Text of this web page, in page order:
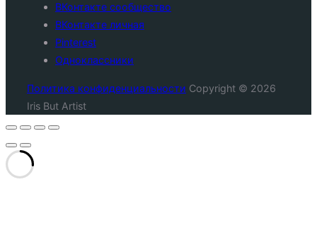
ВКонтакте сообщество
ВКонтакте личная
Pinterest
Одноклассники
Политика конфиденциальности Copyright © 2026
Iris But Artist